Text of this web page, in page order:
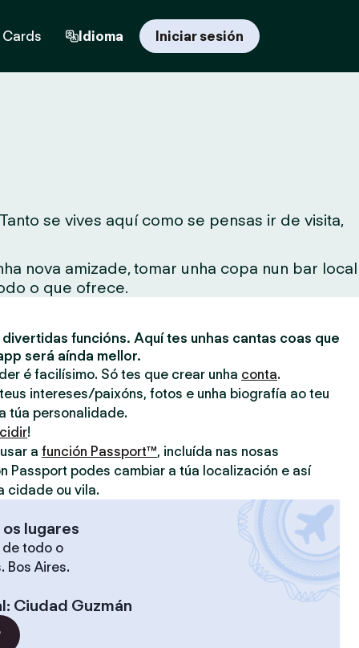
Idioma Iniciar sesión
se vives aquí como se pensas ir de visita,
nova amizade, tomar unha copa nun bar local
o que ofrece.
funcións. Aquí tes unhas cantas coas que
será aínda mellor.
é facilísimo. Só tes que crear unha conta.
intereses/paixóns, fotos e unha biografía ao teu
túa personalidade.
!
a función Passport™, incluída nas nosas
Passport podes cambiar a túa localización e así
cidade ou vila.
lugares
todo o
Bos Aires.
: Ciudad Guzmán